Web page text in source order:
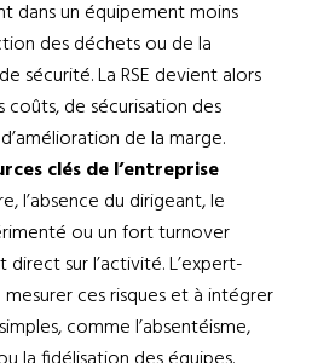
dans un équipement moins
des déchets ou de la
sécurité. La RSE devient alors
de sécurisation des
de la marge.
clés de l’entreprise
l’absence du dirigeant, le
ou un fort turnover
sur l’activité. L’expert-
ces risques et à intégrer
comme l’absentéisme,